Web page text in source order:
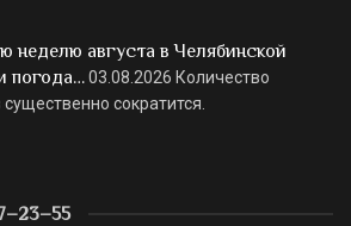
неделю августа в Челябинской
погода…03.08.2026 Количество
сократится.